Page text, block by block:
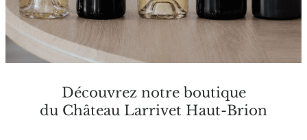
Découvrez notre boutique
du Château Larrivet Haut-Brion